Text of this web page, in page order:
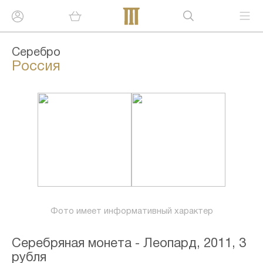
Серебро
Россия
Фото имеет информативный характер
Серебряная монета - Леопард, 2011, 3
рубля